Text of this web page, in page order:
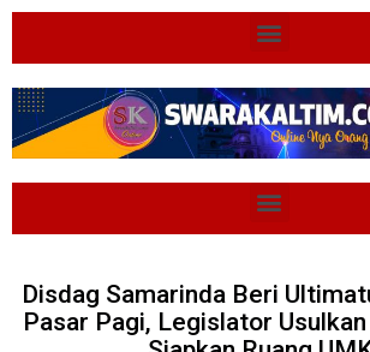
Disdag Samarinda Beri
Pasar Pagi, Legislator